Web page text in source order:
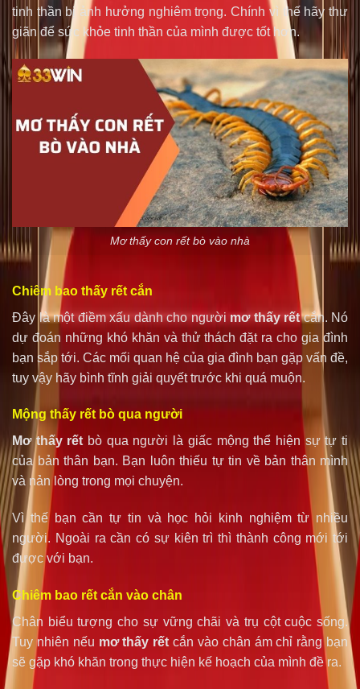
tinh thần bị ảnh hưởng nghiêm trọng. Chính vì thế hãy thư
giãn để sức khỏe tinh thần của mình được tốt hơn.
Mơ thấy con rết bò vào nhà
Chiêm bao thấy rết cắn
Đây là một điềm xấu dành cho người mơ thấy rếtcắn. Nó
dự đoán những khó khăn và thử thách đặt ra cho gia đình
bạn sắp tới. Các mối quan hệ của gia đình bạn gặp vấn đề,
tuy vậy hãy bình tĩnh giải quyết trước khi quá muộn.
Mộng thấy rết bò qua người
Mơ thấy rết bò qua người là giấc mộng thể hiện sự tự ti
của bản thân bạn. Bạn luôn thiếu tự tin về bản thân mình
và nản lòng trong mọi chuyện.
Vì thế bạn cần tự tin và học hỏi kinh nghiệm từ nhiều
người. Ngoài ra cần có sự kiên trì thì thành công mới tới
được với bạn.
Chiêm bao rết cắn vào chân
Chân biểu tượng cho sự vững chãi và trụ cột cuộc sống.
Tuy nhiên nếu mơ thấy rết cắn vào chân ám chỉ rằng bạn
sẽ gặp khó khăn trong thực hiện kế hoạch của mình đề ra.